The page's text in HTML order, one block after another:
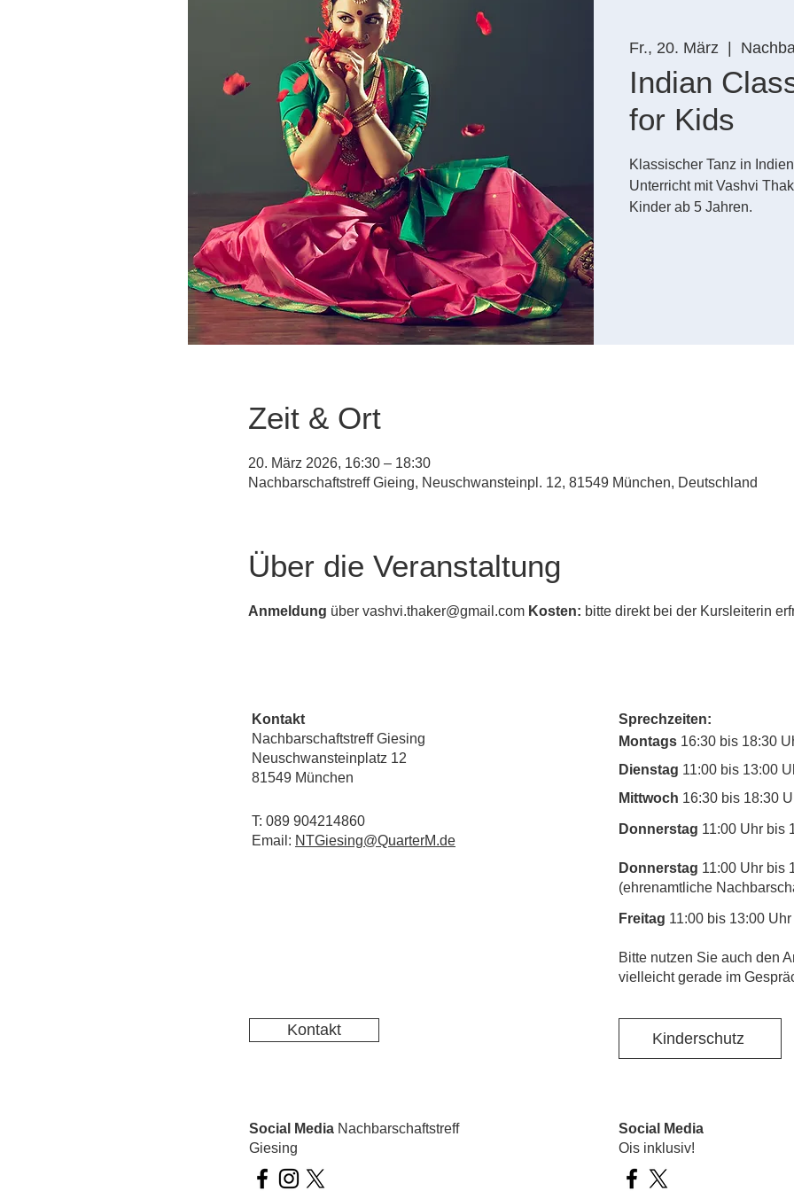
Fr., 20. März
Indian
for Kids
Klassischer Tanz in
Unterricht mit Vashvi
Kinder ab 5 Jahren.
Zeit & Ort
20. März 2026, 16:30 – 18:30
Nachbarschaftstreff Gieing, Neuschwansteinpl. 12, 81549 München, Deutschland
Über die Veranstaltung
Anmeldung über vashvi.thaker@gmail.com Kosten: bitte direkt bei der Kursleiterin
Kontakt
Nachbarschaftstreff Giesing
Neuschwansteinplatz 12
81549 München
T: 089 904214860
Email: NTGiesing@QuarterM.de
Kontakt
Sprechzeiten:
Montags 16:30 bis 18:30
Dienstag 11:00 bis 13:00
Mittwoch 16:30 bis 18:30
Donnerstag 11:00 Uhr bis
Donnerstag 11:00 Uhr bis
(ehrenamtliche
Freitag 11:00 bis 13:00 Uhr
​Bitte nutzen Sie auch den
vielleicht gerade im
Kinderschutz
Social Media Nachbarschaftstreff
Giesing
Social Media
Ois inklusiv!